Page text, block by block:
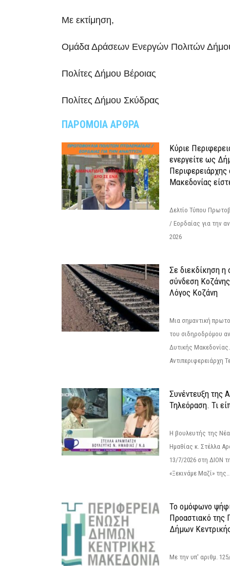
Με εκτίμηση,
Ομάδα Δράσεων Ενεργών Πολιτών
Πολίτες Δήμου Βέροιας
Πολίτες Δήμου Σκύδρας
ΠΑΡΟΜΟΙΑ ΑΡΘΡΑ
Κύριε
ενεργείτε ως
Περιφερειάρχης
Μακεδονίας
Δελτίο Τύπου
/ Εορδαίας για την
2026
Σε διεκδίκηση η
σύνδεση
Λόγος Κοζάνη
Μια σημαντική
του σιδηροδρόμου
Δυτικής
Αντιπεριφερειάρχη
Συνέντευξη της
Τηλεόραση. Τι
Η βουλευτής της
Ημαθίας κ. Στέλλα
13/7/2026 στη ΔΙΟΝ
«Ξεκινάμε Μαζί»
Το ομόφωνο
Προαστιακό της
Δήμων
Με την υπ' αριθμ.